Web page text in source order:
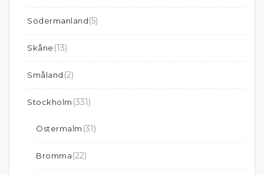
Södermanland(5)
Skåne (13)
Småland (2)
Stockholm (331)
Östermalm (31)
Bromma(22)